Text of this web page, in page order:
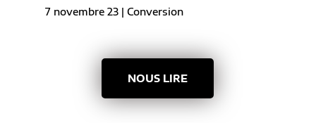
7 novembre 23| Conversion
NOUS LIRE